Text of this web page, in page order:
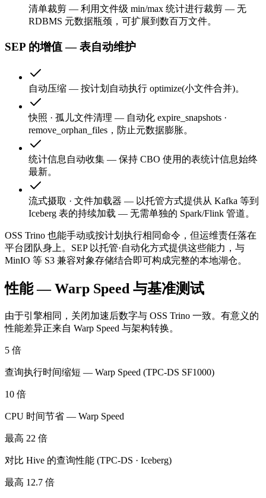
清单裁剪 — 利用文件级 min/max 统计进行裁剪 — 无
RDBMS 元数据瓶颈，可扩展到数百万文件。
SEP 的增值 — 表自动维护
自动压缩 — 按计划自动执行 optimize(小文件合并)。
快照 · 孤儿文件清理 — 自动化 expire_snapshots ·
remove_orphan_files，防止元数据膨胀。
统计信息自动收集 — 保持 CBO 使用的表统计信息始终
最新。
流式摄取 · 文件加载器 — 以托管方式提供从 Kafka 等到
Iceberg 表的持续加载 — 无需单独的 Spark/Flink 管道。
OSS Trino 也能手动或按计划执行相同命令，但运维责任落在
平台团队身上。SEP 以托管·自动化方式提供这些能力，与
MinIO 等 S3 兼容对象存储结合即可构成完整的本地湖仓。
性能 — Warp Speed 与基准测试
由于引擎相同，关闭加速后数字与 OSS Trino 一致。有意义的
性能差异正来自 Warp Speed 与架构转换。
5 倍
查询执行时间缩短 — Warp Speed (TPC-DS SF1000)
10 倍
CPU 时间节省 — Warp Speed
最高 22 倍
对比 Hive 的查询性能 (TPC-DS · Iceberg)
最高 12.7 倍